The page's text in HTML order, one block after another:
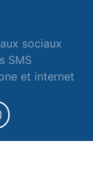
sociaux
SMS
et internet